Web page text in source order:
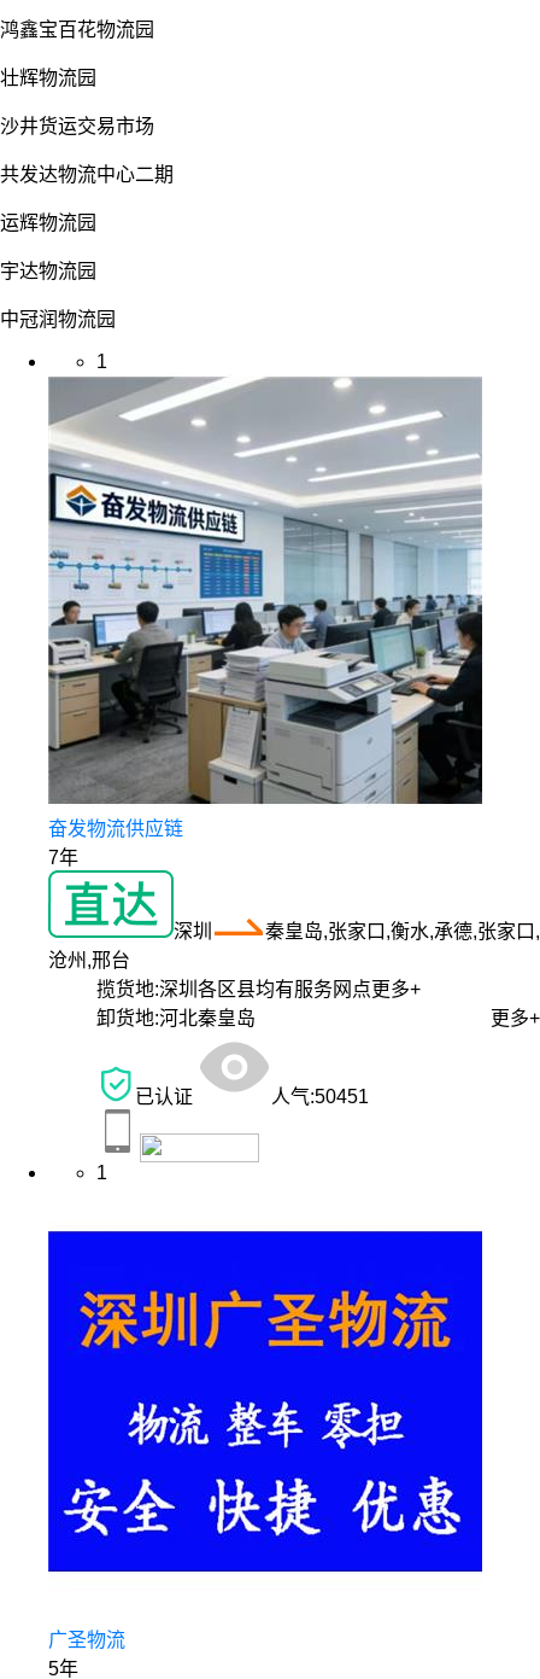
鸿鑫宝百花物流园
壮辉物流园
沙井货运交易市场
共发达物流中心二期
运辉物流园
宇达物流园
中冠润物流园
1
奋发物流供应链
7年
深圳
秦皇岛,张家口,衡水,承德,张家口,
沧州,邢台
揽货地:深圳各区县均有服务网点更多+
卸货地:河北秦皇岛 更多+
已认证 人气:50451
1
广圣物流
5年